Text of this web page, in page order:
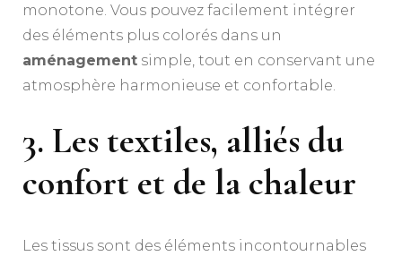
monotone. Vous pouvez facilement intégrer
des éléments plus colorés dans un
aménagement simple, tout en conservant une
atmosphère harmonieuse et confortable.
3. Les textiles, alliés du
confort et de la chaleur
Les tissus sont des éléments incontournables